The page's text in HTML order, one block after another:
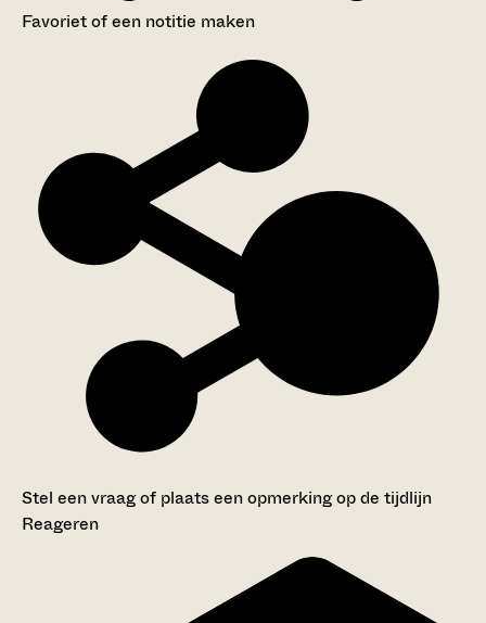
Favoriet of een notitie maken
Stel een vraag of plaats een opmerking op de tijdlijn
Reageren